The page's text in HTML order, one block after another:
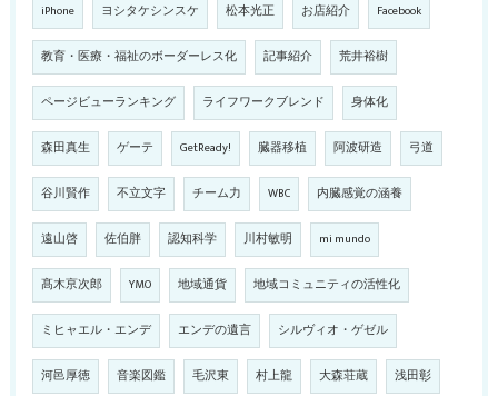
iPhone ヨシタケシンスケ 松本光正 お店紹介 Facebook
教育・医療・福祉のボーダーレス化 記事紹介 荒井裕樹
ページビューランキング ライフワークブレンド 身体化
森田真生 ゲーテ GetReady! 臓器移植 阿波研造 弓道
谷川賢作 不立文字 チーム力 WBC 内臓感覚の涵養
遠山啓 佐伯胖 認知科学 川村敏明 mi mundo
髙木亰次郎 YMO 地域通貨 地域コミュニティの活性化
ミヒャエル・エンデ エンデの遺言 シルヴィオ・ゲゼル
河邑厚徳 音楽図鑑 毛沢東 村上龍 大森荘蔵 浅田彰